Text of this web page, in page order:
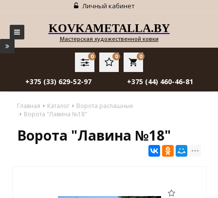
Личный кабинет
KOVKAMETALLA.BY
Мастерская художественной ковки
local_grocery_store
0
0
0
+375 (33) 629-52-97 +375 (44) 460-46-81
Главная Каталог
Ворота распашные
Ворота "Лавина №18"
Ворота "Лавина №18"